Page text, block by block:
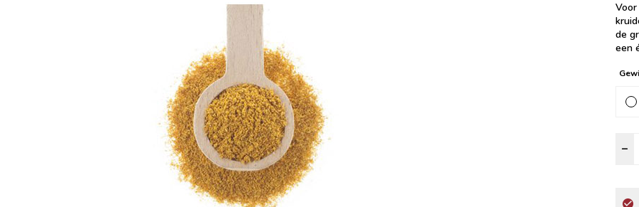
de
een
–